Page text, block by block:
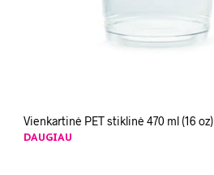
Vienkartinė PET stiklinė 470 ml (16 oz)
DAUGIAU